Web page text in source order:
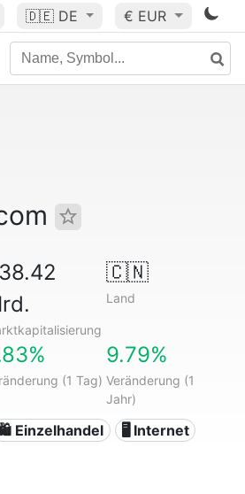
🇩🇪 DE € EUR
🇨🇳
Land
(1 Tag)
9.79%
Veränderung (1
Jahr)
Einzelhandel
🖥️ Internet